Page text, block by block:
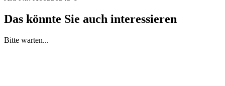
Das könnte Sie auch interessieren
Bitte warten...